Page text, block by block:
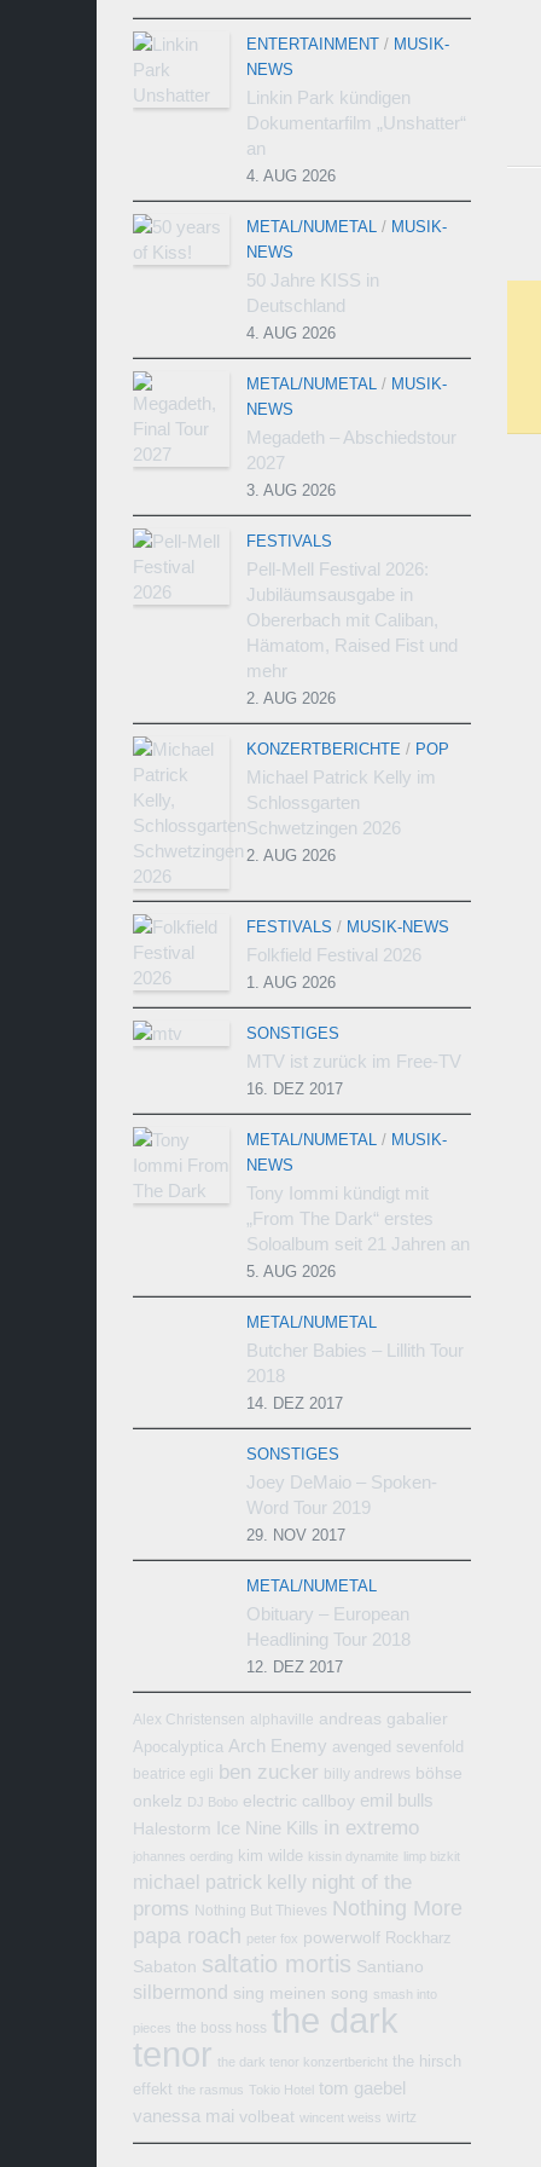
ENTERTAINMENT / MUSIK-
NEWS
Linkin Park kündigen
Dokumentarfilm „Unshatter“
an
4. AUG 2026
METAL/NUMETAL / MUSIK-
NEWS
50 Jahre KISS in
Deutschland
4. AUG 2026
METAL/NUMETAL / MUSIK-
NEWS
Megadeth – Abschiedstour
2027
3. AUG 2026
FESTIVALS
Pell-Mell Festival 2026:
Jubiläumsausgabe in
Obererbach mit Caliban,
Hämatom, Raised Fist und
mehr
2. AUG 2026
KONZERTBERICHTE / POP
Michael Patrick Kelly im
Schlossgarten
Schwetzingen 2026
2. AUG 2026
FESTIVALS / MUSIK-NEWS
Folkfield Festival 2026
1. AUG 2026
SONSTIGES
MTV ist zurück im Free-TV
16. DEZ 2017
METAL/NUMETAL / MUSIK-
NEWS
Tony Iommi kündigt mit
„From The Dark“ erstes
Soloalbum seit 21 Jahren an
5. AUG 2026
METAL/NUMETAL
Butcher Babies – Lillith Tour
2018
14. DEZ 2017
SONSTIGES
Joey DeMaio – Spoken-
Word Tour 2019
29. NOV 2017
METAL/NUMETAL
Obituary – European
Headlining Tour 2018
12. DEZ 2017
Alex Christensen alphaville andreas gabalier
Apocalyptica Arch Enemy avenged sevenfold
beatrice egli ben zucker billy andrews böhse
onkelz DJ Bobo electric callboy emil bulls
Halestorm Ice Nine Kills in extremo
johannes oerding kim wilde kissin dynamite limp bizkit
michael patrick kelly night of the
proms Nothing But Thieves Nothing More
papa roach peter fox powerwolf Rockharz
Sabaton saltatio mortis Santiano
silbermond sing meinen song smash into
pieces the boss hoss the dark
tenor the dark tenor konzertbericht the hirsch
effekt the rasmus Tokio Hotel tom gaebel
vanessa mai volbeat wincent weiss wirtz